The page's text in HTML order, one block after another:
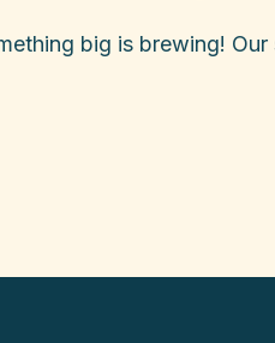
big is brewing!